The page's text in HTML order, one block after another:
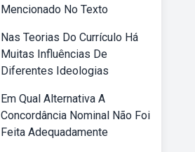
Mencionado No Texto
Nas Teorias Do Currículo Há
Muitas Influências De
Diferentes Ideologias
Em Qual Alternativa A
Concordância Nominal Não Foi
Feita Adequadamente